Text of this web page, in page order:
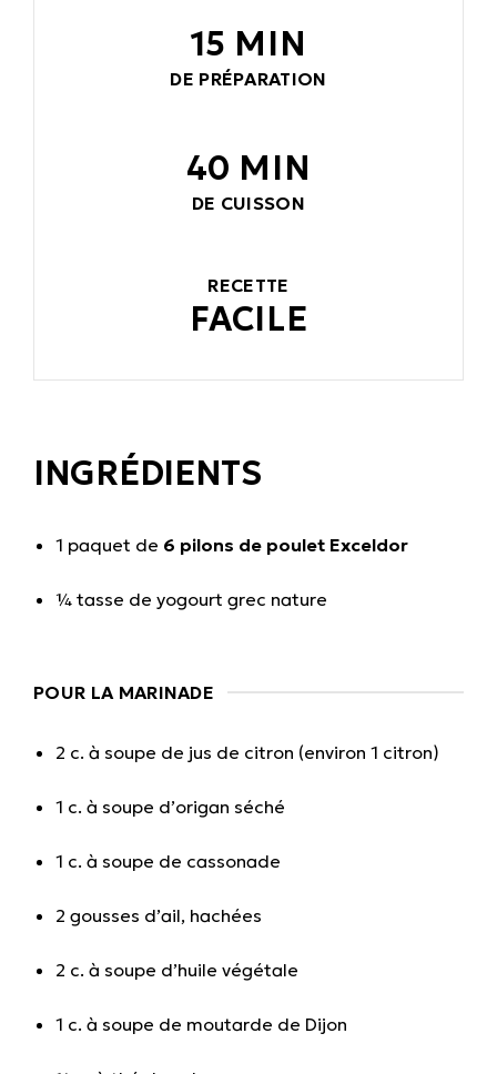
15 MIN
DE PRÉPARATION
40 MIN
DE CUISSON
RECETTE
FACILE
INGRÉDIENTS
1 paquet de 6 pilons de poulet Exceldor
¼ tasse de yogourt grec nature
POUR LA MARINADE
2 c. à soupe de jus de citron (environ 1 citron)
1 c. à soupe d’origan séché
1 c. à soupe de cassonade
2 gousses d’ail, hachées
2 c. à soupe d’huile végétale
1 c. à soupe de moutarde de Dijon